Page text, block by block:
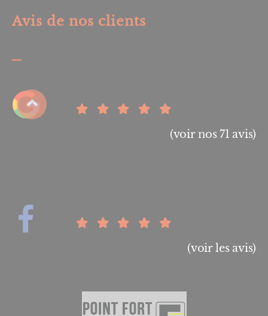
Avis de nos clients
(voir nos 71 avis)
(voir les avis)